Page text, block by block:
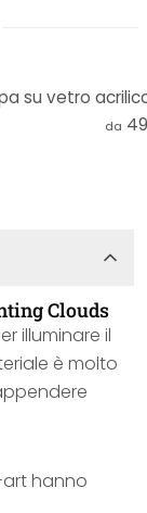
su vetro
da
Clouds
illuminare il
è molto
art hanno